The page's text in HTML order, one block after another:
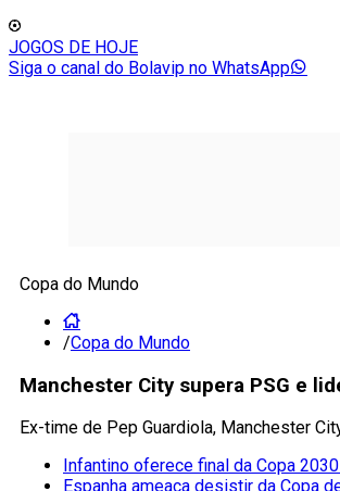
JOGOS DE HOJE
Siga o canal do Bolavip no WhatsApp
Copa do Mundo
/Copa do Mundo
Manchester City supera PSG e
Ex-time de Pep Guardiola, Manchester
Infantino oferece final da Copa
Espanha ameaça desistir da Copa